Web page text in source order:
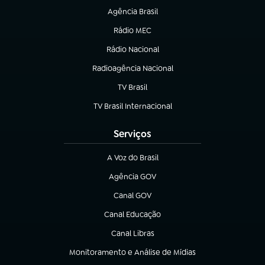
Agência Brasil
(abre em nova aba)
Rádio MEC
Rádio Nacional
(abre em nova aba)
Radioagência Nacional
(abre em nova aba)
TV Brasil
(abre em nova aba)
TV Brasil Internacional
(abre em nova aba)
Serviços
A Voz do Brasil
(abre em nova aba)
Agência GOV
(abre em nova aba)
Canal GOV
(abre em nova aba)
Canal Educação
(abre em nova aba)
Canal Libras
(abre em nova aba)
Monitoramento e Análise de Mídias
(abre em nova aba)